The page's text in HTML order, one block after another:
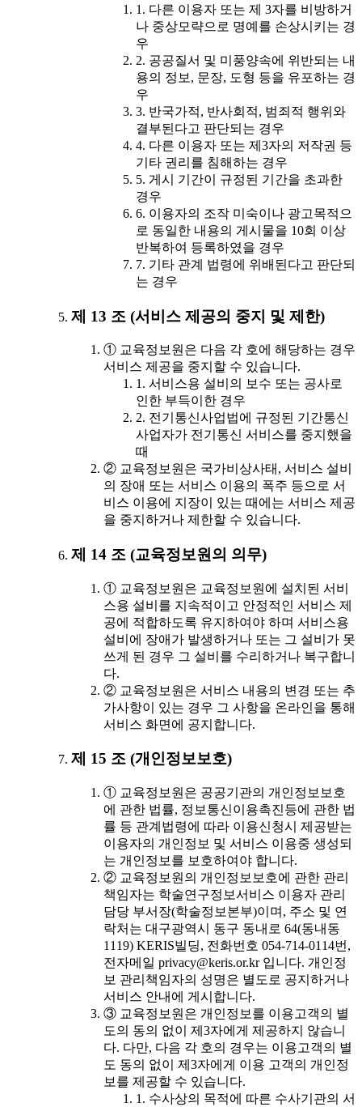
1. 다른 이용자 또는 제 3자를 비방하거
나 중상모략으로 명예를 손상시키는 경
우
2. 공공질서 및 미풍양속에 위반되는 내
용의 정보, 문장, 도형 등을 유포하는 경
우
3. 반국가적, 반사회적, 범죄적 행위와
결부된다고 판단되는 경우
4. 다른 이용자 또는 제3자의 저작권 등
기타 권리를 침해하는 경우
5. 게시 기간이 규정된 기간을 초과한
경우
6. 이용자의 조작 미숙이나 광고목적으
로 동일한 내용의 게시물을 10회 이상
반복하여 등록하였을 경우
7. 기타 관계 법령에 위배된다고 판단되
는 경우
제 13 조 (서비스 제공의 중지 및 제한)
① 교육정보원은 다음 각 호에 해당하는 경우
서비스 제공을 중지할 수 있습니다.
1. 서비스용 설비의 보수 또는 공사로
인한 부득이한 경우
2. 전기통신사업법에 규정된 기간통신
사업자가 전기통신 서비스를 중지했을
때
② 교육정보원은 국가비상사태, 서비스 설비
의 장애 또는 서비스 이용의 폭주 등으로 서
비스 이용에 지장이 있는 때에는 서비스 제공
을 중지하거나 제한할 수 있습니다.
제 14 조 (교육정보원의 의무)
① 교육정보원은 교육정보원에 설치된 서비
스용 설비를 지속적이고 안정적인 서비스 제
공에 적합하도록 유지하여야 하며 서비스용
설비에 장애가 발생하거나 또는 그 설비가 못
쓰게 된 경우 그 설비를 수리하거나 복구합니
다.
② 교육정보원은 서비스 내용의 변경 또는 추
가사항이 있는 경우 그 사항을 온라인을 통해
서비스 화면에 공지합니다.
제 15 조 (개인정보보호)
① 교육정보원은 공공기관의 개인정보보호
에 관한 법률, 정보통신이용촉진등에 관한 법
률 등 관계법령에 따라 이용신청시 제공받는
이용자의 개인정보 및 서비스 이용중 생성되
는 개인정보를 보호하여야 합니다.
② 교육정보원의 개인정보보호에 관한 관리
책임자는 학술연구정보서비스 이용자 관리
담당 부서장(학술정보본부)이며, 주소 및 연
락처는 대구광역시 동구 동내로 64(동내동
1119) KERIS빌딩, 전화번호 054-714-0114번,
전자메일 privacy@keris.or.kr 입니다. 개인정
보 관리책임자의 성명은 별도로 공지하거나
서비스 안내에 게시합니다.
③ 교육정보원은 개인정보를 이용고객의 별
도의 동의 없이 제3자에게 제공하지 않습니
다. 다만, 다음 각 호의 경우는 이용고객의 별
도 동의 없이 제3자에게 이용 고객의 개인정
보를 제공할 수 있습니다.
1. 수사상의 목적에 따른 수사기관의 서